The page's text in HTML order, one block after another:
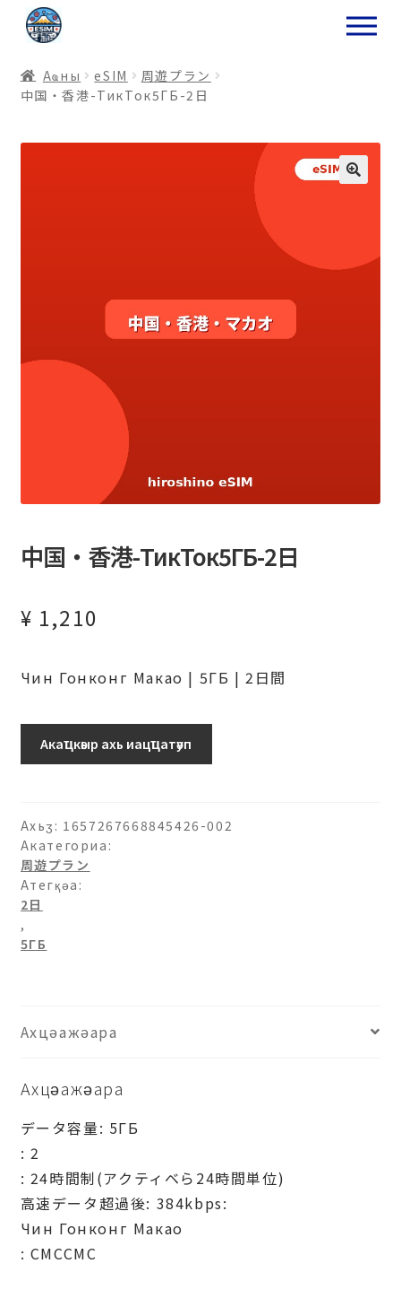
ナ
ビ
ー
シ
コ
ン
ン
ツ
Аҩны еSIM
周遊プラン
中国・香港-ТикТок5ГБ-2日
中国・香港-ТикТок5ГБ-2日
¥ 1,210
Чин Гонконг Макао | 5ГБ | 2日間
Акаҵкәыр ахь иацҵатәуп
Ахьӡ: 1657267668845426-002
Акатегориа:
周遊プラン
Атегқәа:
2日
,
5ГБ
Ахцәажәара
Ахцәажәара
データ容量: 5ГБ
: 2
: 24時間制(アクティベら24時間単位)
高速データ超過後: 384kbps:
Чин Гонконг Макао
: СМССМС